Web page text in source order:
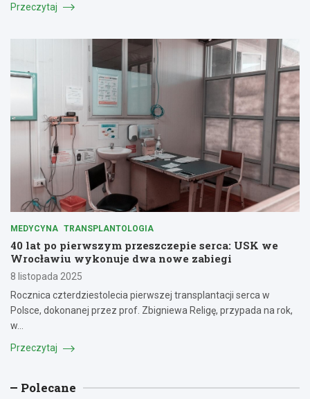
Przeczytaj
MEDYCYNA TRANSPLANTOLOGIA
40 lat po pierwszym przeszczepie serca: USK we
Wrocławiu wykonuje dwa nowe zabiegi
8 listopada 2025
Rocznica czterdziestolecia pierwszej transplantacji serca w
Polsce, dokonanej przez prof. Zbigniewa Religę, przypada na rok,
w…
Przeczytaj
Polecane